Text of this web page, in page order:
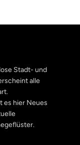
Stadt- und
alle
es hier Neues